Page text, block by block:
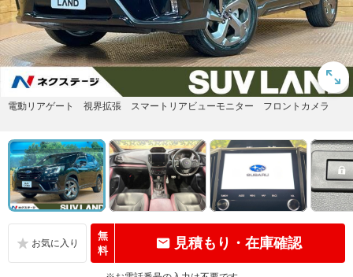
電動リアゲート 視界拡張 スマートリアビューモニター フロントカメラ
無
料
見積もり・在庫確認